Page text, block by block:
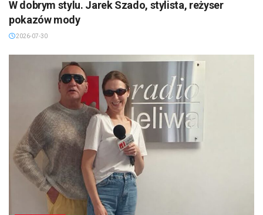
W dobrym stylu. Jarek Szado, stylista, reżyser
pokazów mody
2026-07-30